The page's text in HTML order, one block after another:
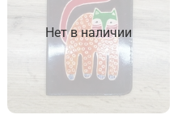
Нет в наличии